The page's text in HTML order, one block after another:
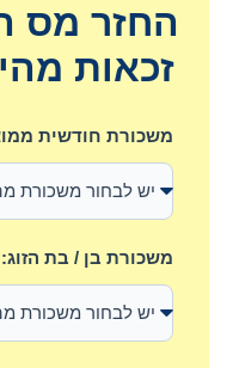
החזר מס
זכאות
משכורת חודשית
משכורת בן / בת הזוג: